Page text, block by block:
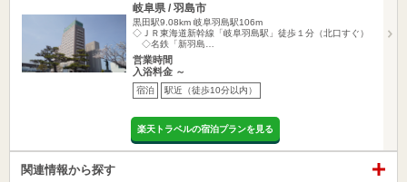
岐阜県 / 羽島市
黒田駅9.08km 岐阜羽島駅106m
◇ＪＲ東海道新幹線「岐阜羽島駅」徒歩１分（北口すぐ）
◇名鉄「新羽島…
営業時間
入浴料金 ～
宿泊 駅近（徒歩10分以内）
楽天トラベルの宿泊プランを見る
関連情報から探す